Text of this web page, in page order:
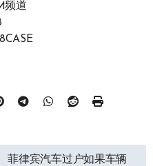
频道
菲律宾汽车过户如果车辆